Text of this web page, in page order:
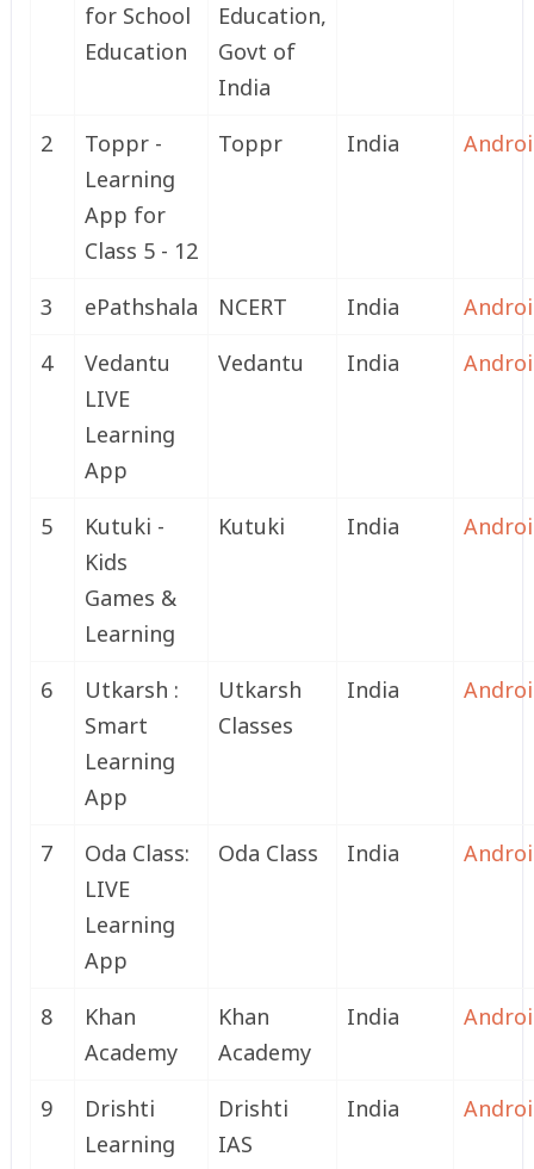
for School
Education
Education,
Govt of
India
2
Toppr -
Learning
App for
Class 5 - 12
Toppr India
3 ePathshala NCERT India
4
Vedantu
LIVE
Learning
App
Vedantu India
5
Kutuki -
Kids
Games &
Learning
Kutuki India
6
Utkarsh :
Smart
Learning
App
Utkarsh
Classes
India
7
Oda Class:
LIVE
Learning
App
Oda Class India
8
Khan
Academy
Khan
Academy
India
9
Drishti
Learning
Drishti
IAS
India